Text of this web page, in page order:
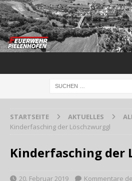
STARTSEITE AKTUELLES
Kinderfasching der Löschzwurggl
Kinderfasching der
20. Februar 2019 Kommentare